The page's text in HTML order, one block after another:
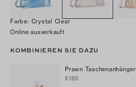
Farbe: Crystal Clear
Online ausverkauft
KOMBINIEREN SIE DAZU
Prawn Taschenanhänger
€185